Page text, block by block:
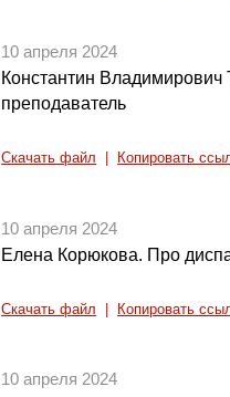
10 апреля 2024
Константин Владимирович
преподаватель
Скачать файл Копировать
10 апреля 2024
Елена Корюкова. Про
Скачать файл Копировать
10 апреля 2024